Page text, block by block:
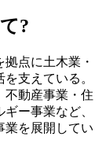
?
点に土木業・
支えている。
不動産事業・住
ー事業など、
業を展開してい